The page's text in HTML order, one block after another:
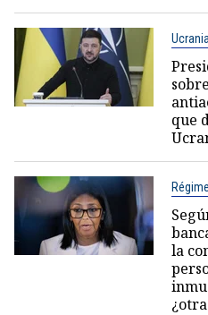
Ucrania
que
la